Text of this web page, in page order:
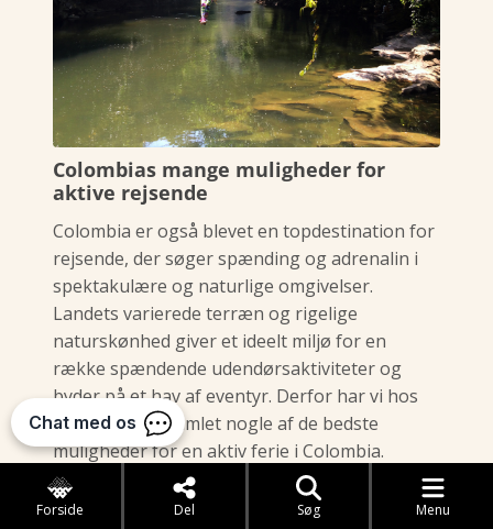
Forside Del Søg Menu
Colombias mange muligheder for
aktive rejsende
Colombia er også blevet en topdestination for
rejsende, der søger spænding og adrenalin i
spektakulære og naturlige omgivelser.
Landets varierede terræn og rigelige
naturskønhed giver et ideelt miljø for en
række spændende udendørsaktiviteter og
byder på et hav af eventyr. Derfor har vi hos
Kipling travel samlet nogle af de bedste
muligheder for en aktiv ferie i Colombia.
En af de mest populære aktiviteter for
rejsende i Colombia er trekking og